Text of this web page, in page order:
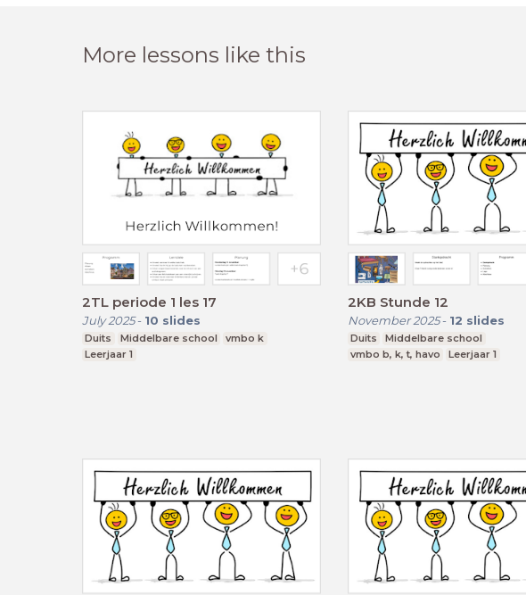
More lessons like this
2TL periode 1 les 17
July 2025- 10 slides
Duits Middelbare school
vmbo k
Leerjaar 1
2KB Stunde 12
November 2025- 12 slides
Duits
Middelbare school
vmbo b, k, t, havo
Leerjaar 1